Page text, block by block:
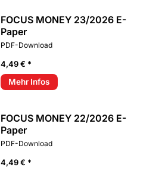
FOCUS MONEY 23/2026 E-
Paper
PDF-Download
4,49 € *
Mehr Infos
FOCUS MONEY 22/2026 E-
Paper
PDF-Download
4,49 € *